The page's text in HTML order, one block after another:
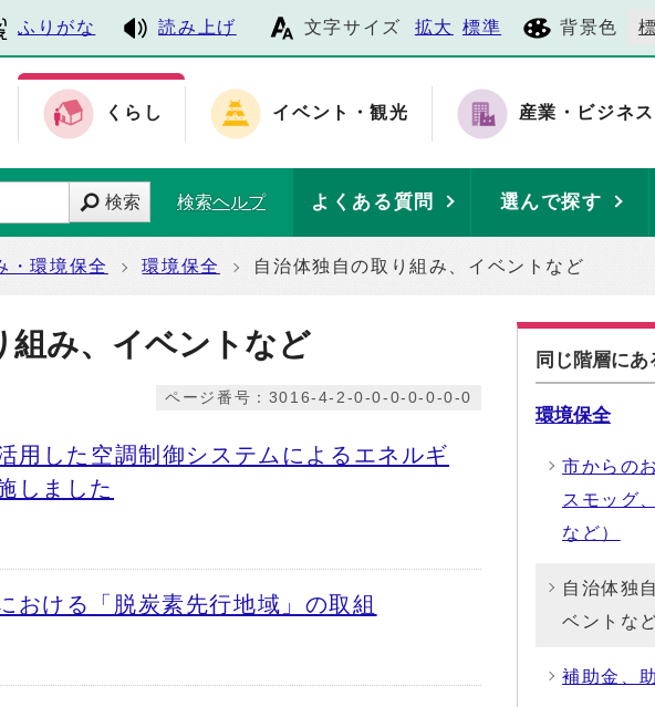
ふりがな 読み上げ 文字サイズ 拡大 標準 背景色
くらし イベント・観光 産業・ビジネス
検索 検索ヘルプ よくある質問 選んで探す
・環境保全 環境保全 自治体独自の取り組み、イベントなど
組み、イベントなど
ページ番号：3016-4-2-0-0-0-0-0-0-0
用した空調制御システムによるエネルギ
しました
おける「脱炭素先行地域」の取組
同じ階層にあ
環境保全
市からの
スモッグ
など）
自治体独
ベントな
補助金、